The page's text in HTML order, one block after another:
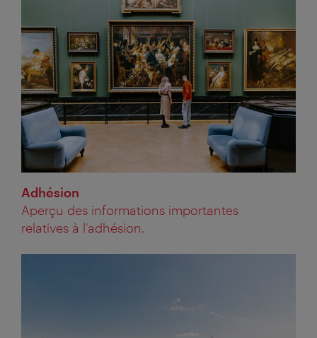
Adhésion
Aperçu des informations importantes
relatives à l’adhésion.